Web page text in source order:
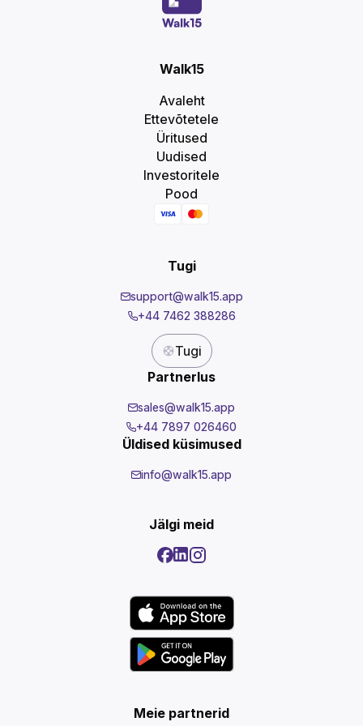
Walk15
Avaleht
Ettevõtetele
Üritused
Uudised
Investoritele
Pood
Tugi
support@walk15.app
+44 7462 388286
Tugi
Partnerlus
sales@walk15.app
+44 7897 026460
Üldised küsimused
info@walk15.app
Jälgi meid
Meie partnerid